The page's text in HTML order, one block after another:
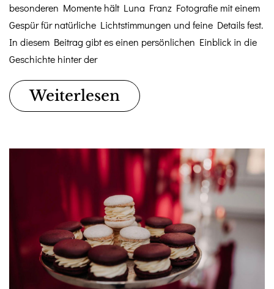
besonderen Momente hält Luna Franz Fotografie mit einem
Gespür für natürliche Lichtstimmungen und feine Details fest.
In diesem Beitrag gibt es einen persönlichen Einblick in die
Geschichte hinter der
Weiterlesen